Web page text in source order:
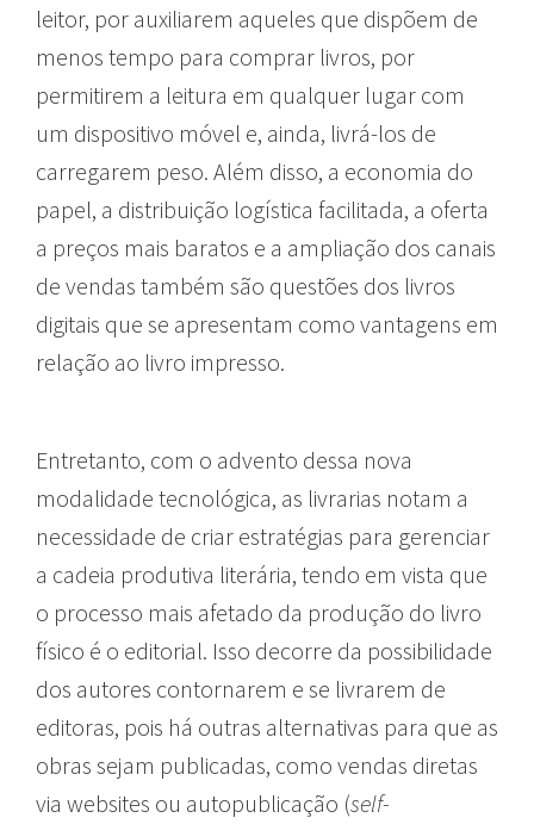
leitor, por auxiliarem aqueles que dispõem de
menos tempo para comprar livros, por
permitirem a leitura em qualquer lugar com
um dispositivo móvel e, ainda, livrá-los de
carregarem peso. Além disso, a economia do
papel, a distribuição logística facilitada, a oferta
a preços mais baratos e a ampliação dos canais
de vendas também são questões dos livros
digitais que se apresentam como vantagens em
relação ao livro impresso.
Entretanto, com o advento dessa nova
modalidade tecnológica, as livrarias notam a
necessidade de criar estratégias para gerenciar
a cadeia produtiva literária, tendo em vista que
o processo mais afetado da produção do livro
físico é o editorial. Isso decorre da possibilidade
dos autores contornarem e se livrarem de
editoras, pois há outras alternativas para que as
obras sejam publicadas, como vendas diretas
via websites ou autopublicação (self-